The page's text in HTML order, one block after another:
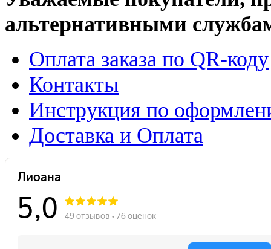
альтернативными
Оплата заказа по QR-коду
Контакты
Инструкция по
Доставка и Оплата